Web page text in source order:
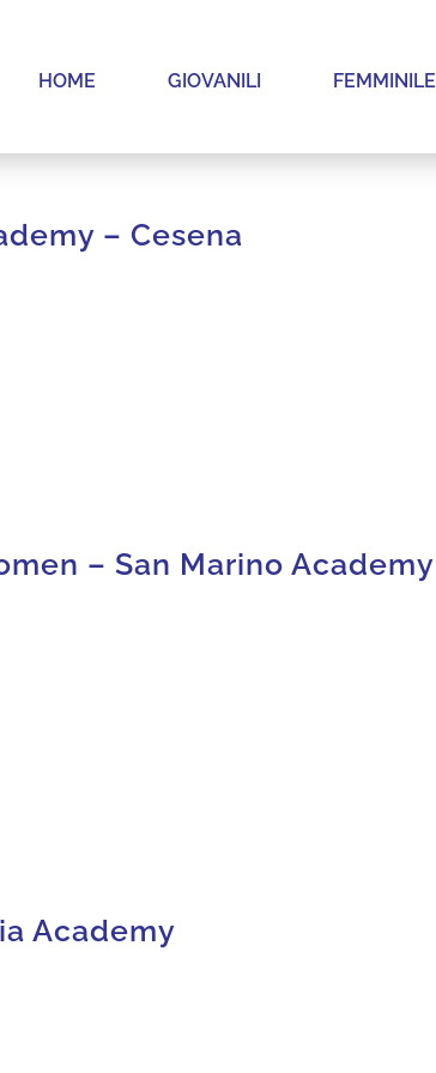
HOME GIOVANILI FEMMINILE
– Cesena
– San Marino Academy
Academy